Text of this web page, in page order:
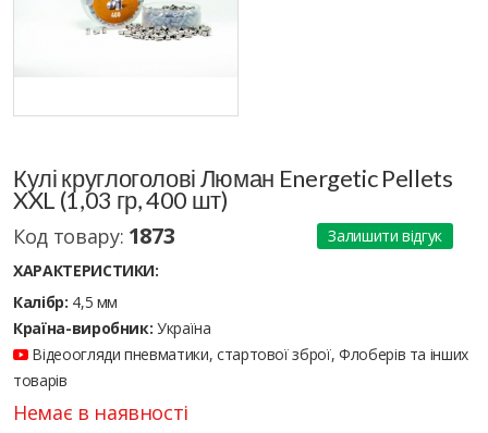
Кулі круглоголові Люман Energetic Pellets
XXL (1,03 гр, 400 шт)
Код товару: 1873
Залишити відгук
ХАРАКТЕРИСТИКИ:
Калібр: 4,5 мм
Країна-виробник: Україна
Відеоогляди пневматики, стартової зброї, Флоберів та інших
товарів
Немає в наявності